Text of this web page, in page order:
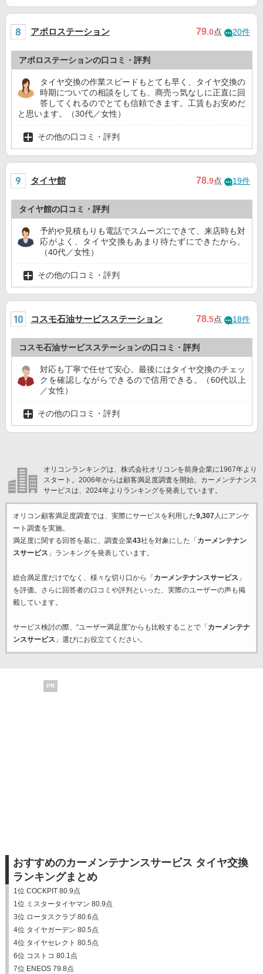
アポロステーション 79.0点 20件
アポロステーションの口コミ・評判
タイヤ交換の作業スピードもとても早く、タイヤ交換の
時期についての相談をしても、商売っ気なしに正直に回
答してくれるのでとても信頼できます。工賃もお安めだ
と思います。（30代／女性）
その他の口コミ・評判
タイヤ館 78.9点 19件
タイヤ館の口コミ・評判
予約や見積もりも電話でスムーズにできて、来店時も対
応がよく、タイヤ交換もあまり待たずにできたから。
（40代／女性）
その他の口コミ・評判
コスモ石油サービスステーション 78.5点 18件
コスモ石油サービスステーションの口コミ・評判
対応も丁寧で任せて安心。最後にはタイヤ交換のチェッ
クを確認しながらできるので信用できる。（60代以上
／女性）
その他の口コミ・評判
オリコンランキングは、株式会社オリコンを前身企業に1967年より
スタート。2006年からは顧客満足度調査を開始。カーメンテナンス
サービスは、2024年よりランキングを発表しています。
オリコン顧客満足度調査では、実際にサービスを利用した9,307人にアンケ
ート調査を実施。
満足度に関する回答を基に、調査企業43社を対象にした「 カーメンテナン
スサービス 」ランキングを発表しています。
総合満足度だけでなく、様々な切り口から「 カーメンテナンスサービス 」
を評価。さらに回答者の口コミや評判といった、実際のユーザーの声も掲
載しています。
サービス検討の際、“ユーザー満足度”からも比較することで「 カーメンテナ
ンスサービス 」選びにお役立てください。
PR
おすすめのカーメンテナンスサービス タイヤ交換
ランキングまとめ
1位 COCKPIT 80.9点
1位 ミスタータイヤマン 80.9点
3位 ロータスクラブ 80.6点
4位 タイヤガーデン 80.5点
4位 タイヤセレクト 80.5点
6位 コストコ 80.1点
7位 ENEOS 79.8点